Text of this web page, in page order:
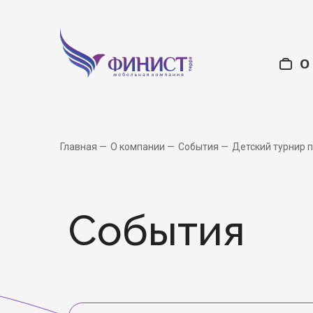
О
О нас
Офисная мебель
Главная О компании События Детский турнир
События